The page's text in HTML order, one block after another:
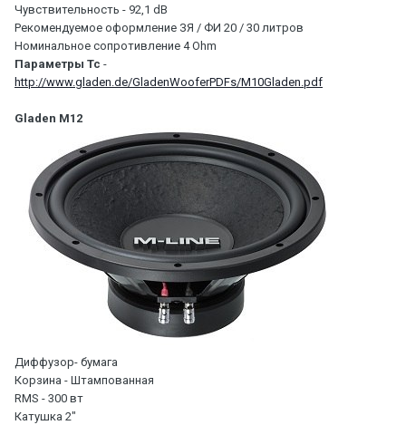
Чувствительность - 92,1 dB
Рекомендуемое оформление ЗЯ / ФИ 20 / 30 литров
Номинальное сопротивление 4 Ohm
Параметры Тс -
http://www.gladen.de/GladenWooferPDFs/M10Gladen.pdf
Gladen M12
Диффузор- бумага
Корзина - Штампованная
RMS - 300 вт
Катушка 2"